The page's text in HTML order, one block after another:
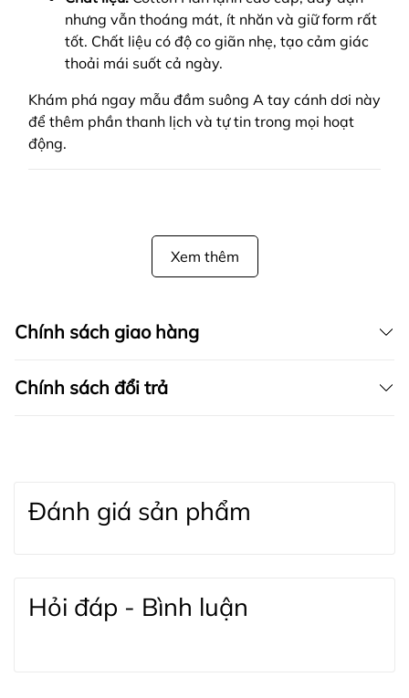
nhưng vẫn thoáng mát, ít nhăn và giữ form rất
tốt. Chất liệu có độ co giãn nhẹ, tạo cảm giác
thoải mái suốt cả ngày.
Khám phá ngay mẫu đầm suông A tay cánh dơi này
để thêm phần thanh lịch và tự tin trong mọi hoạt
động.
Xem thêm
Chính sách giao hàng
Chính sách đổi trả
Đánh giá sản phẩm
Hỏi đáp - Bình luận